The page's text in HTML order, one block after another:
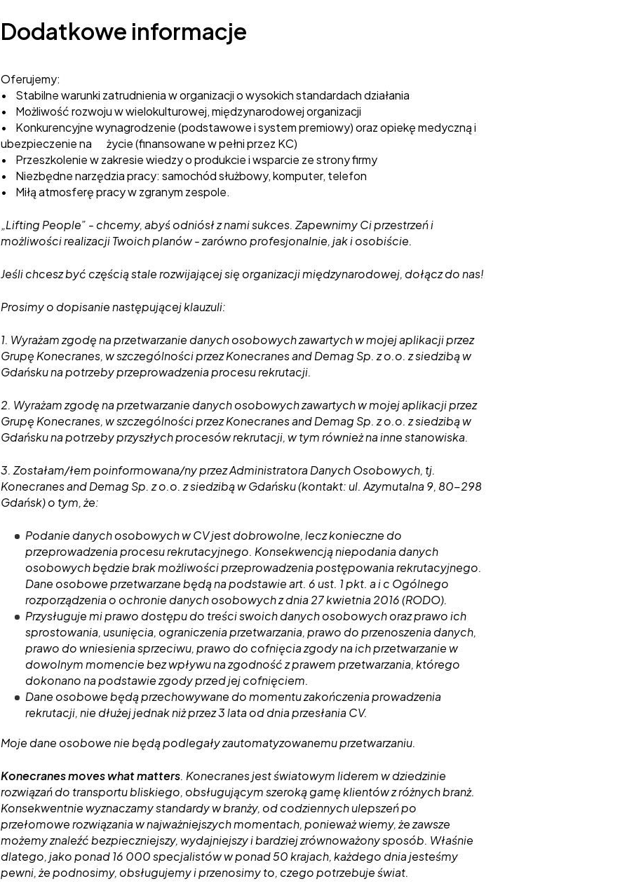
Dodatkowe informacje
Oferujemy:
• Stabilne warunki zatrudnienia w organizacji o wysokich standardach działania
• Możliwość rozwoju w wielokulturowej, międzynarodowej organizacji
• Konkurencyjne wynagrodzenie (podstawowe i system premiowy) oraz opiekę medyczną i
ubezpieczenie na życie (finansowane w pełni przez KC)
• Przeszkolenie w zakresie wiedzy o produkcie i wsparcie ze strony firmy
• Niezbędne narzędzia pracy: samochód służbowy, komputer, telefon
• Miłą atmosferę pracy w zgranym zespole.
„Lifting People” - chcemy, abyś odniósł z nami sukces. Zapewnimy Ci przestrzeń i
możliwości realizacji Twoich planów - zarówno profesjonalnie, jak i osobiście.
Jeśli chcesz być częścią stale rozwijającej się organizacji międzynarodowej, dołącz do nas!
Prosimy o dopisanie następującej klauzuli:
1. Wyrażam zgodę na przetwarzanie danych osobowych zawartych w mojej aplikacji przez
Grupę Konecranes, w szczególności przez Konecranes and Demag Sp. z o.o. z siedzibą w
Gdańsku na potrzeby przeprowadzenia procesu rekrutacji.
2. Wyrażam zgodę na przetwarzanie danych osobowych zawartych w mojej aplikacji przez
Grupę Konecranes, w szczególności przez Konecranes and Demag Sp. z o.o. z siedzibą w
Gdańsku na potrzeby przyszłych procesów rekrutacji, w tym również na inne stanowiska.
3. Zostałam/łem poinformowana/ny przez Administratora Danych Osobowych, tj.
Konecranes and Demag Sp. z o.o. z siedzibą w Gdańsku (kontakt: ul. Azymutalna 9, 80-298
Gdańsk) o tym, że:
Podanie danych osobowych w CV jest dobrowolne, lecz konieczne do
przeprowadzenia procesu rekrutacyjnego. Konsekwencją niepodania danych
osobowych będzie brak możliwości przeprowadzenia postępowania rekrutacyjnego.
Dane osobowe przetwarzane będą na podstawie art. 6 ust. 1 pkt. a i c Ogólnego
rozporządzenia o ochronie danych osobowych z dnia 27 kwietnia 2016 (RODO).
Przysługuje mi prawo dostępu do treści swoich danych osobowych oraz prawo ich
sprostowania, usunięcia, ograniczenia przetwarzania, prawo do przenoszenia danych,
prawo do wniesienia sprzeciwu, prawo do cofnięcia zgody na ich przetwarzanie w
dowolnym momencie bez wpływu na zgodność z prawem przetwarzania, którego
dokonano na podstawie zgody przed jej cofnięciem.
Dane osobowe będą przechowywane do momentu zakończenia prowadzenia
rekrutacji, nie dłużej jednak niż przez 3 lata od dnia przesłania CV.
Moje dane osobowe nie będą podlegały zautomatyzowanemu przetwarzaniu.
Konecranes moves what matters. Konecranes jest światowym liderem w dziedzinie
rozwiązań do transportu bliskiego, obsługującym szeroką gamę klientów z różnych branż.
Konsekwentnie wyznaczamy standardy w branży, od codziennych ulepszeń po
przełomowe rozwiązania w najważniejszych momentach, ponieważ wiemy, że zawsze
możemy znaleźć bezpieczniejszy, wydajniejszy i bardziej zrównoważony sposób. Właśnie
dlatego, jako ponad 16 000 specjalistów w ponad 50 krajach, każdego dnia jesteśmy
pewni, że podnosimy, obsługujemy i przenosimy to, czego potrzebuje świat.